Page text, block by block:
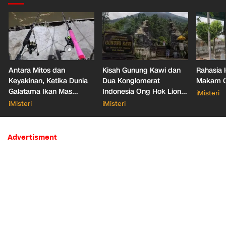
Antara Mitos dan
Keyakinan, Ketika Dunia
Galatama Ikan Mas
Bersentuhan dengan Hal
iMisteri
Kisah Gunung Kawi dan
Dua Konglomerat
Indonesia Ong Hok Liong
hingga Liem Sioe Liong
iMisteri
Rahasia
Makam
iMisteri
Advertisment